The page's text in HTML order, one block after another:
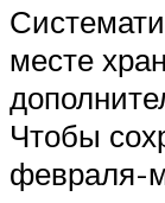
месте
Чтобы
февраля-